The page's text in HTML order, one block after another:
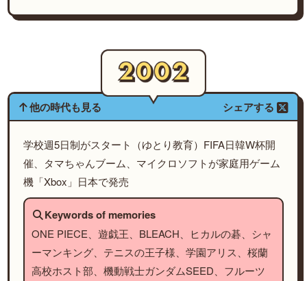
他の時代も見る シェアする
学校週5日制がスタート（ゆとり教育）FIFA日韓W杯開
催、タマちゃんブーム、マイクロソフトが家庭用ゲーム
機「Xbox」日本で発売
Keywords of memories
ONE PIECE、遊戯王、BLEACH、ヒカルの碁、シャ
ーマンキング、テニスの王子様、学園アリス、桜蘭
高校ホスト部、機動戦士ガンダムSEED、フルーツ